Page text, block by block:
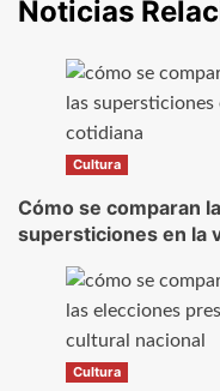
Noticias
Cultura
Cómo se comparan
supersticiones en la
Cultura